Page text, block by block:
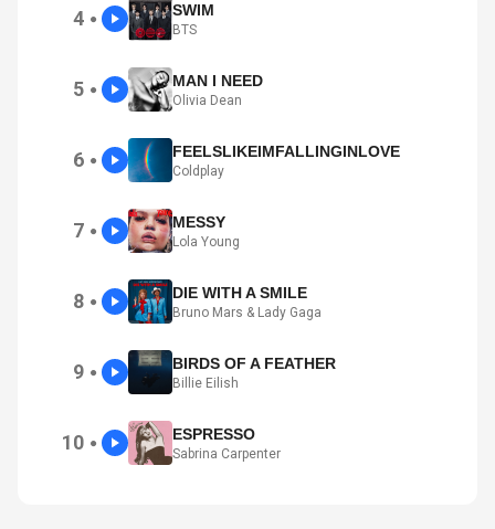
4 ● SWIM
BTS
5 ● MAN I NEED
Olivia Dean
6 ● FEELSLIKEIMFALLINGINLOVE
Coldplay
7 ● MESSY
Lola Young
8 ● DIE WITH A SMILE
Bruno Mars & Lady Gaga
9 ● BIRDS OF A FEATHER
Billie Eilish
10 ● ESPRESSO
Sabrina Carpenter